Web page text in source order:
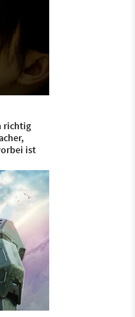
richtig
ist